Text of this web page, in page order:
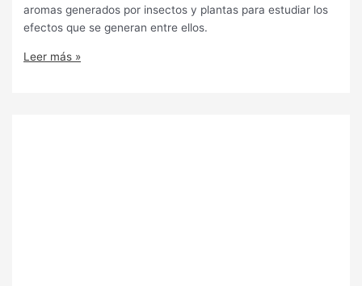
aromas generados por insectos y plantas para estudiar los
efectos que se generan entre ellos.
Leer más »